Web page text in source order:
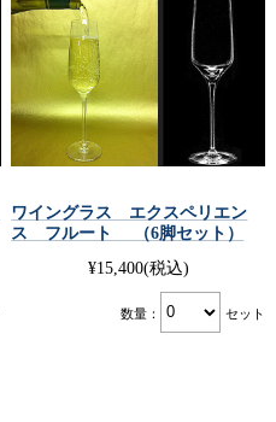
ワイングラス エクスペリエン
ス フルート （6脚セット）
¥15,400(税込)
数量： セット